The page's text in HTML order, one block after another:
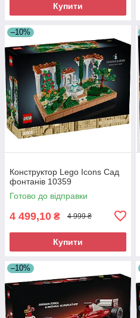
Купити
–10%
Конструктор Lego Icons Сад
фонтанів 10359
Готово до відправки
4 499,10 ₴ 4 999 ₴
Купити
–10%